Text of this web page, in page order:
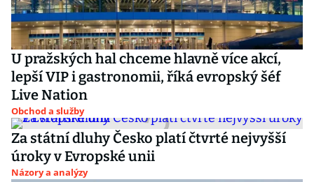
U pražských hal chceme hlavně více akcí,
lepší VIP i gastronomii, říká evropský šéf
Live Nation
Obchod a služby
Za státní dluhy Česko platí čtvrté nejvyšší
úroky v Evropské unii
Názory a analýzy